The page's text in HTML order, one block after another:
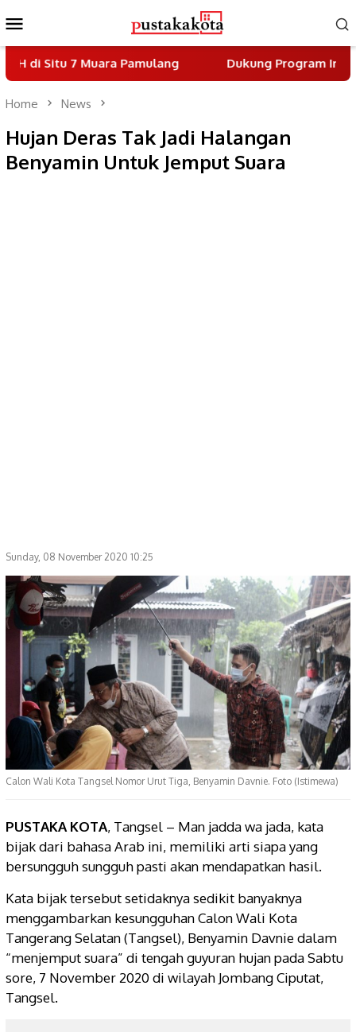
to
contentMenu
Muara Pamulang Dukung Program Indonesia Asri,
Home News
Hujan Deras Tak Jadi Halangan
Benyamin Untuk Jemput Suara
Sunday, 08 November 2020 10:25
Calon Wali Kota Tangsel Nomor Urut Tiga, Benyamin Davnie. Foto (Istimewa)
PUSTAKA KOTA, Tangsel – Man jadda wa jada, kata
bijak dari bahasa Arab ini, memiliki arti siapa yang
bersungguh sungguh pasti akan mendapatkan hasil.
Kata bijak tersebut setidaknya sedikit banyaknya
menggambarkan kesungguhan Calon Wali Kota
Tangerang Selatan (Tangsel), Benyamin Davnie dalam
“menjemput suara” di tengah guyuran hujan pada Sabtu
sore, 7 November 2020 di wilayah Jombang Ciputat,
Tangsel.